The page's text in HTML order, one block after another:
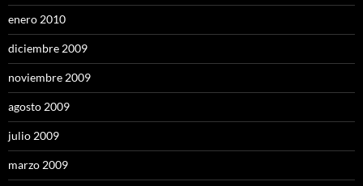
enero 2010
diciembre 2009
noviembre 2009
agosto 2009
julio 2009
marzo 2009